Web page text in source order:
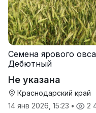
Семена ярового овса
Дебютный
Не указана
Краснодарский край
14 янв 2026, 15:23 • 2